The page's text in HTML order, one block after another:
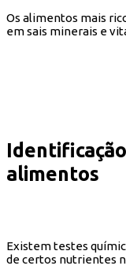
Os alimentos mais
em sais minerais e
alimentos
Existem testes
de certos nutrientes